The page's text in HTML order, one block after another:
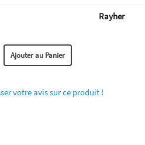
Rayher
votre avis sur ce produit !